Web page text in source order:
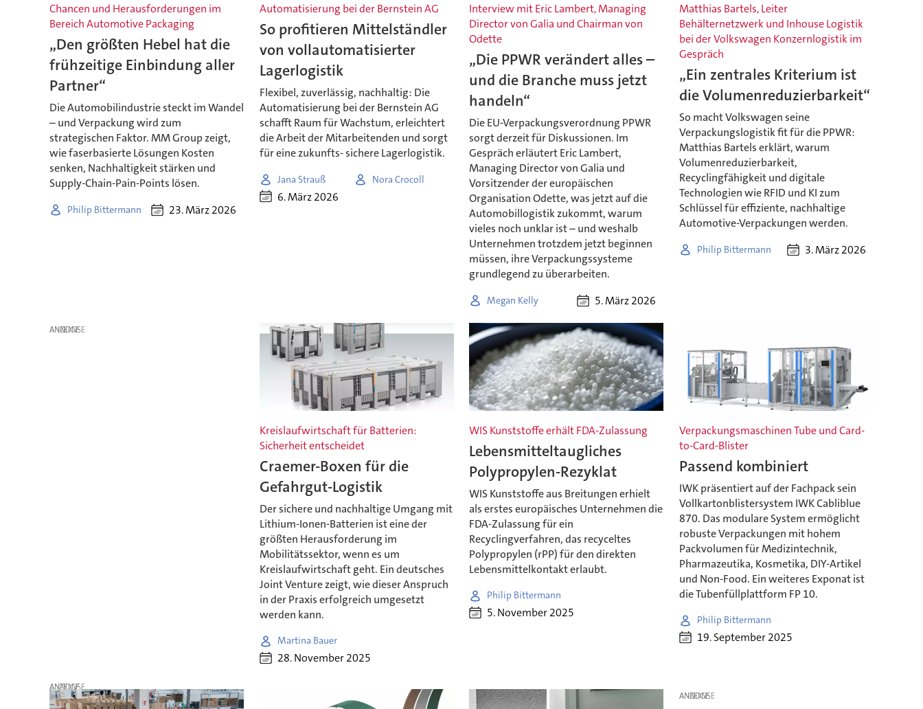
Chancen und Herausforderungen im
Bereich Automotive Packaging
„Den größten Hebel hat die
frühzeitige Einbindung aller
Partner“
Die Automobilindustrie steckt im Wandel
– und Verpackung wird zum
strategischen Faktor. MM Group zeigt,
wie faserbasierte Lösungen Kosten
senken, Nachhaltigkeit stärken und
Supply-Chain-Pain-Points lösen.
Philip Bittermann 23. März 2026
Automatisierung bei der Bernstein AG
So profitieren Mittelständler
von vollautomatisierter
Lagerlogistik
Flexibel, zuverlässig, nachhaltig: Die
Automatisierung bei der Bernstein AG
schafft Raum für Wachstum, erleichtert
die Arbeit der Mitarbeitenden und sorgt
für eine zukunfts- sichere Lagerlogistik.
Jana Strauß Nora Crocoll
6. März 2026
Interview mit Eric Lambert, Managing
Director von Galia und Chairman von
Odette
„Die PPWR verändert alles –
und die Branche muss jetzt
handeln“
Die EU-Verpackungsverordnung PPWR
sorgt derzeit für Diskussionen. Im
Gespräch erläutert Eric Lambert,
Managing Director von Galia und
Vorsitzender der europäischen
Organisation Odette, was jetzt auf die
Automobillogistik zukommt, warum
vieles noch unklar ist – und weshalb
Unternehmen trotzdem jetzt beginnen
müssen, ihre Verpackungssysteme
grundlegend zu überarbeiten.
Megan Kelly 5. März 2026
Matthias Bartels, Leiter
Behälternetzwerk und Inhouse Logistik
bei der Volkswagen Konzernlogistik im
Gespräch
„Ein zentrales Kriterium ist
die Volumenreduzierbarkeit“
So macht Volkswagen seine
Verpackungslogistik fit für die PPWR:
Matthias Bartels erklärt, warum
Volumenreduzierbarkeit,
Recyclingfähigkeit und digitale
Technologien wie RFID und KI zum
Schlüssel für effiziente, nachhaltige
Automotive-Verpackungen werden.
Philip Bittermann 3. März 2026
ANZEIGE
Kreislaufwirtschaft für Batterien:
Sicherheit entscheidet
Craemer-Boxen für die
Gefahrgut-Logistik
Der sichere und nachhaltige Umgang mit
Lithium-Ionen-Batterien ist eine der
größten Herausforderung im
Mobilitätssektor, wenn es um
Kreislaufwirtschaft geht. Ein deutsches
Joint Venture zeigt, wie dieser Anspruch
in der Praxis erfolgreich umgesetzt
werden kann.
Martina Bauer
28. November 2025
WIS Kunststoffe erhält FDA-Zulassung
Lebensmitteltaugliches
Polypropylen-Rezyklat
WIS Kunststoffe aus Breitungen erhielt
als erstes europäisches Unternehmen die
FDA-Zulassung für ein
Recyclingverfahren, das recyceltes
Polypropylen (rPP) für den direkten
Lebensmittelkontakt erlaubt.
Philip Bittermann
5. November 2025
Verpackungsmaschinen Tube und Card-
to-Card-Blister
Passend kombiniert
IWK präsentiert auf der Fachpack sein
Vollkartonblistersystem IWK Cabliblue
870. Das modulare System ermöglicht
robuste Verpackungen mit hohem
Packvolumen für Medizintechnik,
Pharmazeutika, Kosmetika, DIY-Artikel
und Non-Food. Ein weiteres Exponat ist
die Tubenfüllplattform FP 10.
Philip Bittermann
19. September 2025
ANZEIGE
ANZEIGE